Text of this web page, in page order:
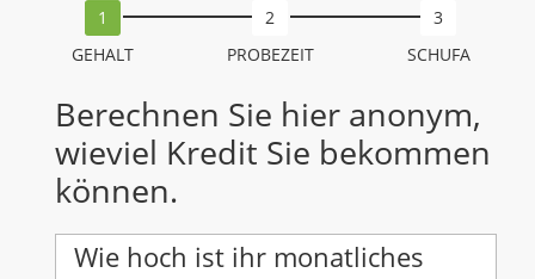
GEHALT PROBEZEIT SCHUFA
Berechnen Sie hier anonym,
wieviel Kredit Sie bekommen
können.
Wie hoch ist ihr monatliches